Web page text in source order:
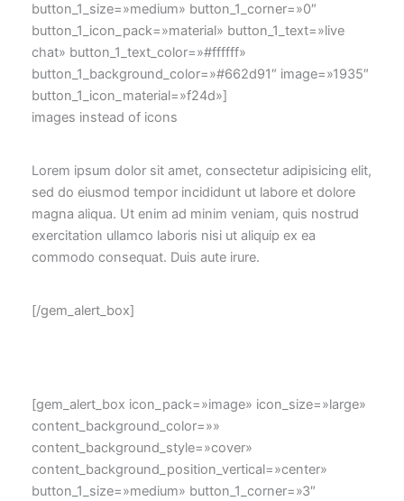
button_1_size=»medium» button_1_corner=»0″
button_1_icon_pack=»material» button_1_text=»live
chat» button_1_text_color=»#ffffff»
button_1_background_color=»#662d91″ image=»1935″
button_1_icon_material=»f24d»]
images instead of icons
Lorem ipsum dolor sit amet, consectetur adipisicing elit,
sed do eiusmod tempor incididunt ut labore et dolore
magna aliqua. Ut enim ad minim veniam, quis nostrud
exercitation ullamco laboris nisi ut aliquip ex ea
commodo consequat. Duis aute irure.
[/gem_alert_box]
[gem_alert_box icon_pack=»image» icon_size=»large»
content_background_color=»»
content_background_style=»cover»
content_background_position_vertical=»center»
button_1_size=»medium» button_1_corner=»3″